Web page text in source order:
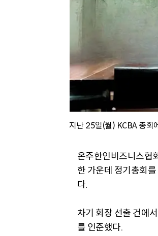
지난 25일(월) KCBA 총회
온주한인비즈니스협
한 가운데 정기총회
다.
차기 회장 선출 건에
를 인준했다.